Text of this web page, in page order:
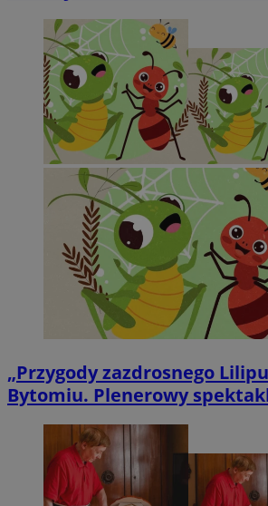
„Przygody zazdrosnego
Bytomiu. Plenerowy